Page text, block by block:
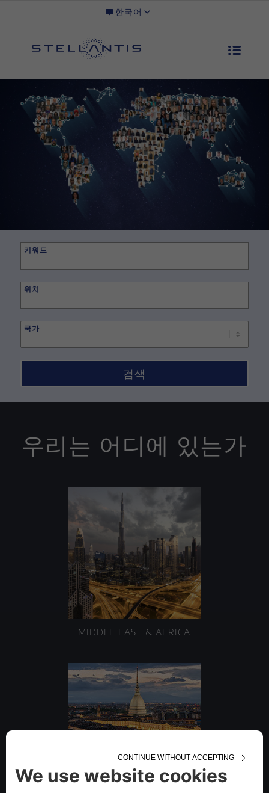
한국어
키워드
typing
suggestions.
위치
국가
우리는 어디에 있는가
MIDDLE EAST & AFRICA